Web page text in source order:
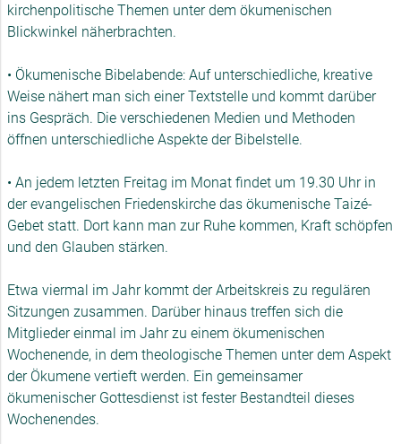
kirchenpolitische Themen unter dem ökumenischen
Blickwinkel näherbrachten.
• Ökumenische Bibelabende: Auf unterschiedliche, kreative
Weise nähert man sich einer Textstelle und kommt darüber
ins Gespräch. Die verschiedenen Medien und Methoden
öffnen unterschiedliche Aspekte der Bibelstelle.
• An jedem letzten Freitag im Monat findet um 19.30 Uhr in
der evangelischen Friedenskirche das ökumenische Taizé-
Gebet statt. Dort kann man zur Ruhe kommen, Kraft schöpfen
und den Glauben stärken.
Etwa viermal im Jahr kommt der Arbeitskreis zu regulären
Sitzungen zusammen. Darüber hinaus treffen sich die
Mitglieder einmal im Jahr zu einem ökumenischen
Wochenende, in dem theologische Themen unter dem Aspekt
der Ökumene vertieft werden. Ein gemeinsamer
ökumenischer Gottesdienst ist fester Bestandteil dieses
Wochenendes.